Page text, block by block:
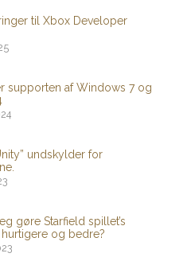
til Xbox Developer
supporten af ​​Windows 7 og
undskylder for
gøre Starfield spillet’s
og bedre?